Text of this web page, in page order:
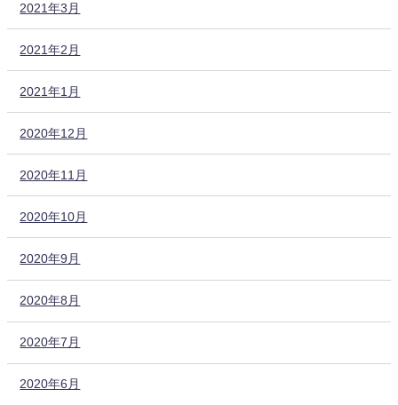
2021年3月
2021年2月
2021年1月
2020年12月
2020年11月
2020年10月
2020年9月
2020年8月
2020年7月
2020年6月